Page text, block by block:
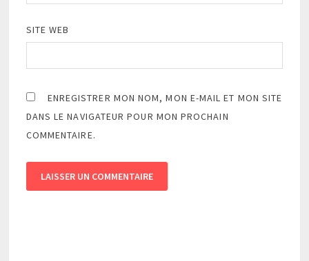
SITE WEB
ENREGISTRER MON NOM, MON E-MAIL ET MON SITE
DANS LE NAVIGATEUR POUR MON PROCHAIN
COMMENTAIRE.